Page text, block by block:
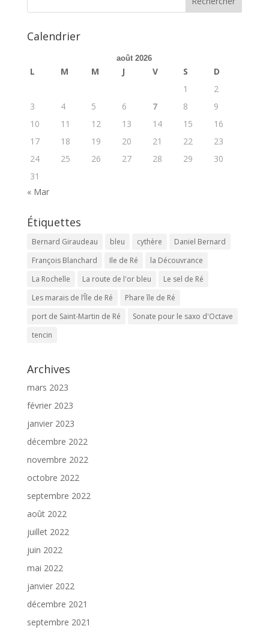
Calendrier
août 2026
L M M J V S
D
1
2
3
4 5 6 7 8
9
10
11 12 13 14 15
16
17
18 19 20 21 22
23
24
25 26 27 28 29
30
31
« Mar
Étiquettes
Bernard Giraudeau bleu cythère
Daniel Bernard
François Blanchard
Ile de Ré
la Découvrance
La Rochelle
La route de l'or bleu
Le sel de Ré
Les marais de l’Île de Ré
Phare île de Ré
port de Saint-Martin de Ré
Sonate pour le saxo d'Octave
tencin
Archives
mars 2023
février 2023
janvier 2023
décembre 2022
novembre 2022
octobre 2022
septembre 2022
août 2022
juillet 2022
juin 2022
mai 2022
janvier 2022
décembre 2021
septembre 2021